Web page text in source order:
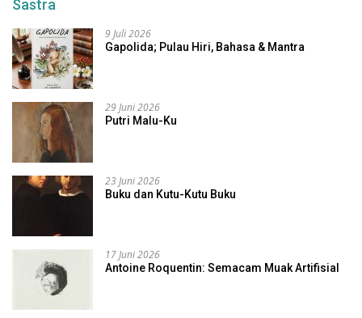
Sastra
9 Juli 2026
Gapolida; Pulau Hiri, Bahasa & Mantra
29 Juni 2026
Putri Malu-Ku
23 Juni 2026
Buku dan Kutu-Kutu Buku
17 Juni 2026
Antoine Roquentin: Semacam Muak Artifisial